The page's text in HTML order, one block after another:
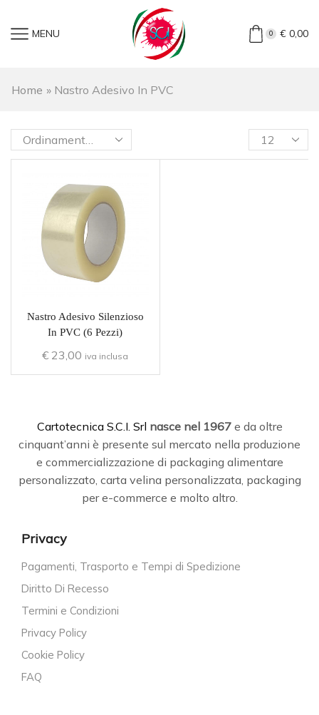
MENU 0 €0,00
Home » Nastro Adesivo In PVC
Nastro Adesivo Silenzioso
In PVC (6 Pezzi)
€ 23,00 iva inclusa
Cartotecnica S.C.I. Srl nasce nel 1967e da oltre
cinquant’anni è presente sul mercato nella produzione
e commercializzazione di packaging alimentare
personalizzato, carta velina personalizzata, packaging
per e-commerce e molto altro.
Privacy
Pagamenti, Trasporto e Tempi di Spedizione
Diritto Di Recesso
Termini e Condizioni
Privacy Policy
Cookie Policy
FAQ